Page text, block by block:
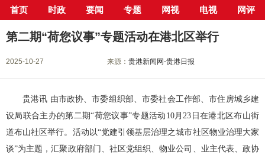
首页 时政 要闻 专题 网视 电视 网评
当前位置： 首页> 新闻中心> 要闻> 正文
第二期“荷您议事”专题活动在港北区举行
2025-10-27 来源：贵港新闻网-贵港日报
贵港讯 由市政协、市委组织部、市委社会工作部、市住房城乡建
设局联合主办的第二期“荷您议事”专题活动10月23日在港北区布山街
道布山社区举行。活动以“党建引领基层治理之城市社区物业治理大家
谈”为主题，汇聚政府部门、社区党组织、物业公司、业主代表、政协